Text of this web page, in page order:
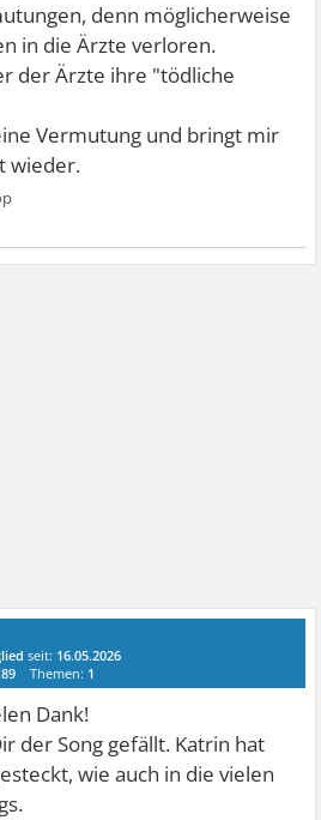
denn möglicherweise
in die Ärzte verloren.
der Ärzte ihre "tödliche
Vermutung und bringt mir
wieder.
seit: 16.05.2026
Themen: 1
Dank!
der Song gefällt. Katrin hat
wie auch in die vielen